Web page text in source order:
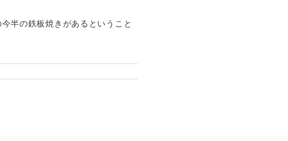
半の鉄板焼きがあるということ